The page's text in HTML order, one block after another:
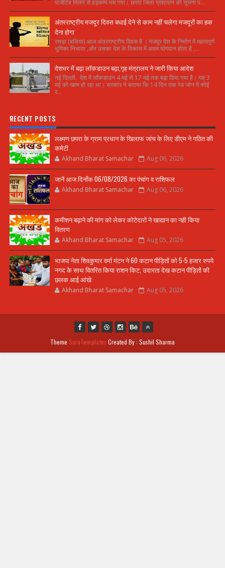
पाजेटिव मिलने से हड़कम्प मच गया। छपरा जिला प्रशासन की सूचना प...
अंतरराष्ट्रीय मजदूर दिवस बधाई देने से काम नहीं चलेगा मजदूरों का हक
देना होगा
रसड़ा (बलिया) आज अंतरराष्ट्रीय दिवस है । मजदूर देश के निर्माण में महत्वपूर्ण
भूमिका निभाता ,और उसका देश के विकास में अहम योगदान होता है ,...
देशभर में बढ़ा लॉकडाउन बढ़ा,गृह मंत्रालय ने जारी किया आदेश
नई दिल्ली. देश में लॉकडाउन 4 मई से 17 मई तक बढ़ा दिया गया है। यह 3
मई को खत्म हो रहा था। सरकार ने बताया कि 14 दिन तक रेड जोन में कोई
र...
RECENT POSTS
लक्ष्मण छपरा के ग्राम प्रधान के खिलाफ जांच के लिए डीएम ने गठित की
कमेटी
Akhand Bharat Samachar Aug 06, 2026
जानें आज दिनाँक 06/08/2026 का पंचांग व राशिफल
Akhand Bharat Samachar Aug 06, 2026
कमीशन बढ़ाने की मांग को लेकर कोटेदारों ने खाद्यान का नही किया
वितरण
Akhand Bharat Samachar Aug 05, 2026
भाजपा नेता शिवकुमार वर्मा मंटन ने 60 कटान पीड़ितों को 5-5 हजार रुपये
नगद के साथ वितरित किया राशन किट, उदारता देख कटान पीड़ितों की
छलक आई आंखे
Akhand Bharat Samachar Aug 05, 2026
Theme SoraTemplates Created By : Sushil Sharma